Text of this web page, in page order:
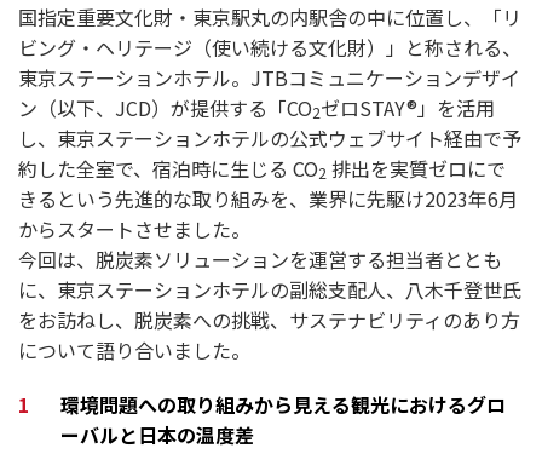
国指定重要文化財・東京駅丸の内駅舎の中に位置し、「リ
ビング・ヘリテージ（使い続ける文化財）」と称される、
東京ステーションホテル。JTBコミュニケーションデザイ
ン（以下、JCD）が提供する「CO2ゼロSTAY®」を活用
し、東京ステーションホテルの公式ウェブサイト経由で予
約した全室で、宿泊時に生じる CO2 排出を実質ゼロにで
きるという先進的な取り組みを、業界に先駆け2023年6月
からスタートさせました。
今回は、脱炭素ソリューションを運営する担当者ととも
に、東京ステーションホテルの副総支配人、八木千登世氏
をお訪ねし、脱炭素への挑戦、サステナビリティのあり方
について語り合いました。
環境問題への取り組みから見える観光におけるグロ
ーバルと日本の温度差